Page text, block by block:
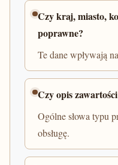
Czy kraj, miasto,
poprawne?
Te dane wpływają
Czy opis
Ogólne słowa typu
obsługę.